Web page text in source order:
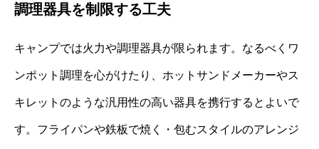
調理器具を制限する工夫
キャンプでは火力や調理器具が限られます。なるべくワ
ンポット調理を心がけたり、ホットサンドメーカーやス
キレットのような汎用性の高い器具を携行するとよいで
す。フライパンや鉄板で焼く・包むスタイルのアレンジ